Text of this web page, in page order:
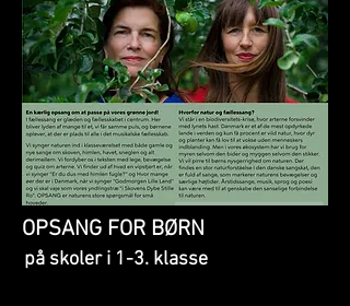
OPSANG FOR BØRN
på skoler i 1-3. klasse